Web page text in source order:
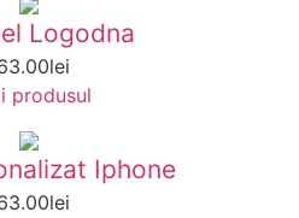
Logodna
lei
produsul
Iphone
lei